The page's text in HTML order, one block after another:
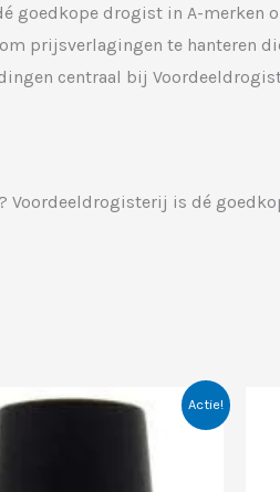
goedkope drogist in A-merken
prijsverlagingen te hanteren
centraal bij
is dé
Actie!